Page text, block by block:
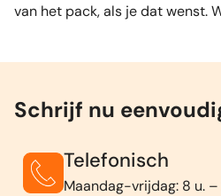
van het pack, als je dat wenst.
Schrijf nu
Telefonisch
Maandag-vrijdag: 8 u.